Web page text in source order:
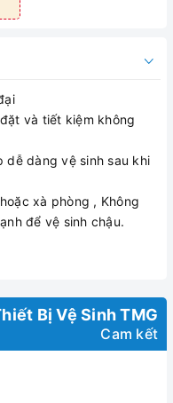
và tiết kiệm không
dàng vệ sinh sau khi
xà phòng , Không
để vệ sinh chậu.
Bị Vệ Sinh TMG
Cam kết